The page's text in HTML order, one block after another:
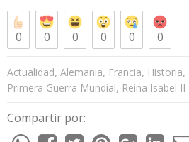
0 0 0 0 0 0
Actualidad, Alemania, Francia, Historia,
Primera Guerra Mundial, Reina Isabel II
Compartir por: